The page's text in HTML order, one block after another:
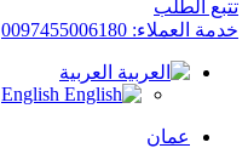
تتبع الطلب
خدمة العملاء: 0097455006180
العربية
English
عمان